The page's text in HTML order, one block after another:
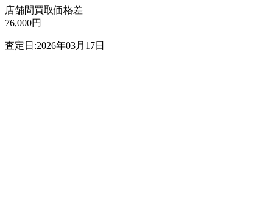
店舗間買取価格差
76,000円
査定日:2026年03月17日